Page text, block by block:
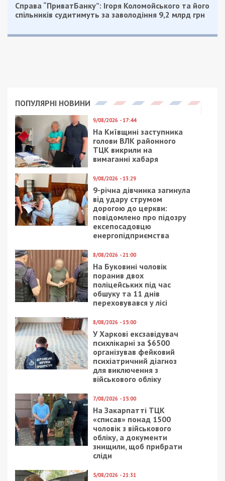
Справа “ПриватБанку”: Ігоря Коломойського та його
спільників судитимуть за заволодіння 9,2 млрд грн
ПОПУЛЯРНІ НОВИНИ
9/08/2026 - 17:44
На Київщині заступника
голови ВЛК районного
ТЦК викрили на
вимаганні хабаря
9/08/2026 - 13:29
9-річна дівчинка загинула
від удару струмом
дорогою до церкви:
повідомлено про підозру
ексепосадовцю
енергопідприємства
8/08/2026 - 21:00
На Буковині чоловік
поранив двох
поліцейських під час
обшуку та 11 днів
переховувався у лісі
8/08/2026 - 15:00
У Харкові ексзавідувач
психлікарні за $6500
організував фейковий
психіатричний діагноз
для виключення з
військового обліку
7/08/2026 - 15:00
На Закарпатті ТЦК
«списав» понад 1500
чоловік з військового
обліку, а документи
знищили, щоб прибрати
сліди
5/08/2026 - 21:31